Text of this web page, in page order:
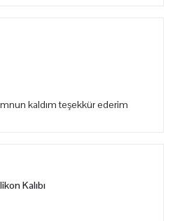
kaldım teşekkür ederim
Kalıbı